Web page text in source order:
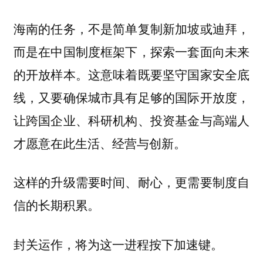
海南的任务，不是简单复制新加坡或迪拜，
而是在中国制度框架下，探索一套面向未来
的开放样本。这意味着既要坚守国家安全底
线，又要确保城市具有足够的国际开放度，
让跨国企业、科研机构、投资基金与高端人
才愿意在此生活、经营与创新。
这样的升级需要时间、耐心，更需要制度自
信的长期积累。
封关运作，将为这一进程按下加速键。